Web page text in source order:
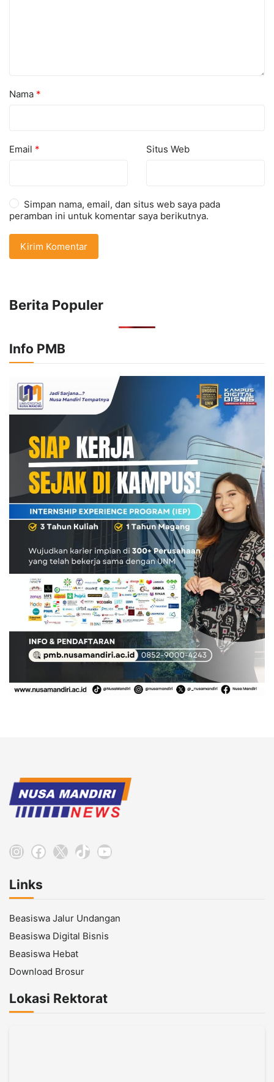
Nama *
Email * Situs Web
Simpan nama, email, dan situs web saya pada
peramban ini untuk komentar saya berikutnya.
Berita Populer
Info PMB
Instagram
Facebook
X TikTokYouTube
Links
Beasiswa Jalur Undangan
Beasiswa Digital Bisnis
Beasiswa Hebat
Download Brosur
Lokasi Rektorat